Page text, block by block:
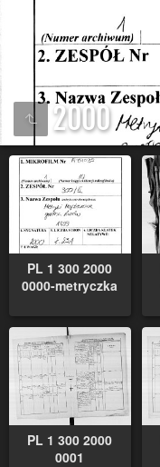
2000
PL 1 300 2000
0000-metryczka
PL 1 300 2000
0001